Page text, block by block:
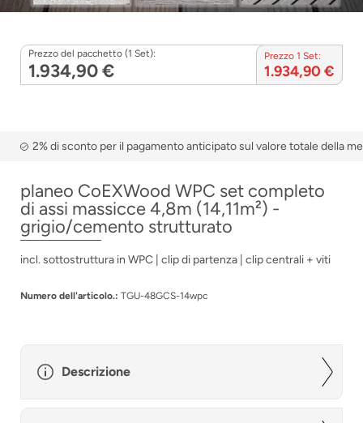
Prezzo del pacchetto (1 Set):
1.934,90 €
Prezzo 1 Set:
1.934,90 €
2% di sconto per il pagamento anticipato sul valore totale della
planeo CoEXWood WPC set completo
di assi massicce 4,8m (14,11m²) -
grigio/cemento strutturato
incl. sottostruttura in WPC | clip di partenza | clip centrali + viti
Numero dell'articolo.: TGU-48GCS-14wpc
Descrizione